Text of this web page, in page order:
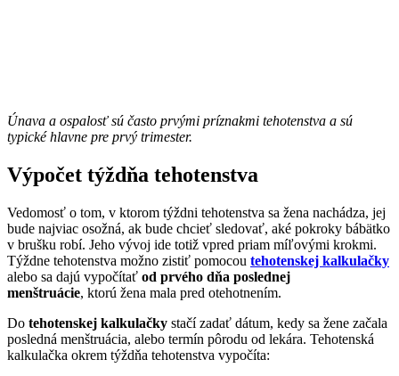
Únava a ospalosť sú často prvými príznakmi tehotenstva a sú
typické hlavne pre prvý trimester.
Výpočet týždňa tehotenstva
Vedomosť o tom, v ktorom týždni tehotenstva sa žena nachádza, jej
bude najviac osožná, ak bude chcieť sledovať, aké pokroky bábätko
v brušku robí. Jeho vývoj ide totiž vpred priam míľovými krokmi.
Týždne tehotenstva možno zistiť pomocou tehotenskej kalkulačky
alebo sa dajú vypočítať od prvého dňa poslednej
menštruácie, ktorú žena mala pred otehotnením.
Do tehotenskej kalkulačky stačí zadať dátum, kedy sa žene začala
posledná menštruácia, alebo termín pôrodu od lekára. Tehotenská
kalkulačka okrem týždňa tehotenstva vypočíta: